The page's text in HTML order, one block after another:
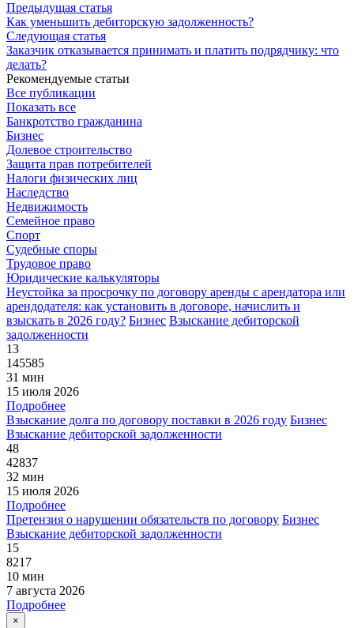
Предыдущая статья
Как уменьшить дебиторскую задолженность?
Следующая статья
Заказчик отказывается принимать и платить подрядчику: что
делать?
Рекомендуемые статьи
Все публикации
Показать все
Банкротство гражданина
Бизнес
Долевое строительство
Защита прав потребителей
Налоги физических лиц
Наследство
Недвижимость
Семейное право
Спорт
Судебные споры
Трудовое право
Юридические калькуляторы
Неустойка за просрочку по договору аренды с арендатора или
арендодателя: как установить в договоре, начислить и
взыскать в 2026 году? Бизнес Взыскание дебиторской
задолженности
13
145585
31 мин
15 июля 2026
Подробнее
Взыскание долга по договору поставки в 2026 году Бизнес
Взыскание дебиторской задолженности
48
42837
32 мин
15 июля 2026
Подробнее
Претензия о нарушении обязательств по договору Бизнес
Взыскание дебиторской задолженности
15
8217
10 мин
7 августа 2026
Подробнее
×